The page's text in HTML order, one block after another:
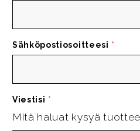
Sähköpostiosoitteesi *
Viestisi *
Mitä haluat kysyä